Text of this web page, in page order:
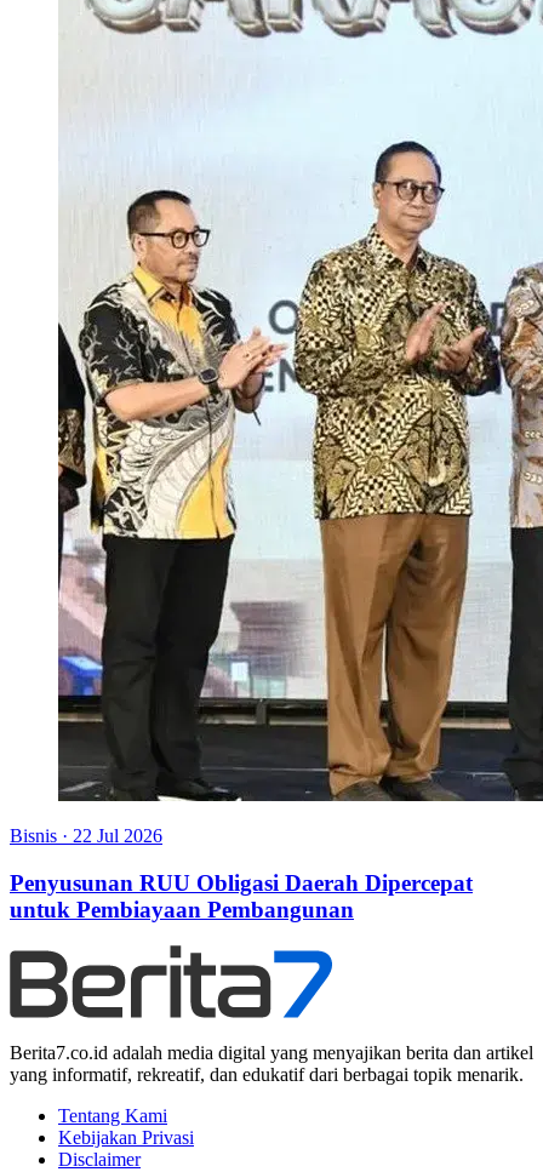
Bisnis · 22 Jul 2026
Penyusunan RUU Obligasi Daerah Dipercepat
untuk Pembiayaan Pembangunan
Berita7.co.id adalah media digital yang menyajikan berita dan artikel
yang informatif, rekreatif, dan edukatif dari berbagai topik menarik.
Tentang Kami
Kebijakan Privasi
Disclaimer